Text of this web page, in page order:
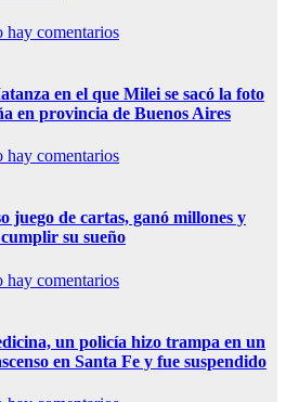
hay comentarios
en el que Milei se sacó la foto
en provincia de Buenos Aires
hay comentarios
juego de cartas, ganó millones y
su sueño
hay comentarios
un policía hizo trampa en un
en Santa Fe y fue suspendido